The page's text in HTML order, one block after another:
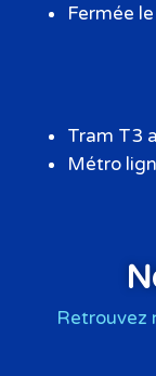
Fermée
Tram T3
Métro
Retrouvez